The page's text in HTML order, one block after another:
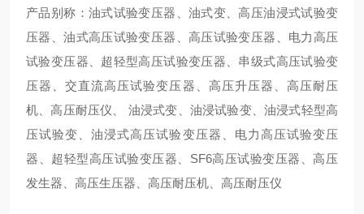
产品别称：油式试验变压器、油式变、高压油浸式试验变
压器、油式高压试验变压器、高压试验变压器、电力高压
试验变压器、超轻型高压试验变压器、串级式高压试验变
压器、交直流高压试验变压器、高压升压器、高压耐压
机、高压耐压仪、
油浸式变、油浸试验变、油浸式轻型高
压试验变、油浸式高压试验变压器、电力高压试验变压
器、超轻型高压试验变压器、 SF6高压试验变压器、高压
发生器、高压生压器、高压耐压机、高压耐压仪